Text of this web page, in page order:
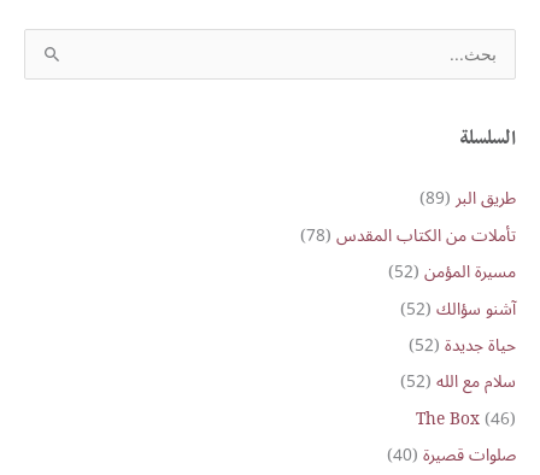
e
r
h
f
o
r
:
السلسلة
طريق البر(89)
تأملات من الكتاب المقدس(78)
مسيرة المؤمن(52)
آشنو سؤالك(52)
حياة جديدة(52)
سلام مع الله(52)
The Box(46)
صلوات قصيرة(40)